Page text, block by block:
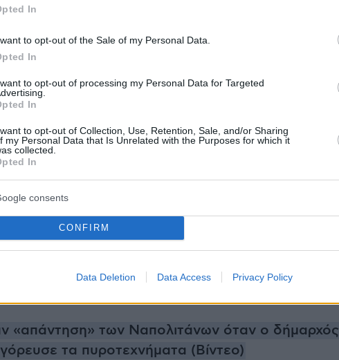
In
to opt-out of the Sale of my Personal Data.
In
to opt-out of processing my Personal Data for Targeted
In
to opt-out of Collection, Use, Retention, Sale, and/or Sharing
my Personal Data that Is Unrelated with the Purposes for which it
collected.
In
consents
CONFIRM
Data Deletion Data Access Privacy Policy
μαγαζιού στη Θεσσαλονίκη!
η μετάλλαξη Omicron την αρχή του τέλους της
«απάντηση» των Ναπολιτάνων όταν ο δήμαρχός
τα πυροτεχνήματα (Βίντεο)